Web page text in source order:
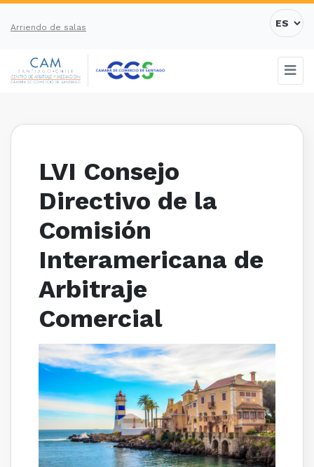
Arriendo de salas
LVI Consejo
Directivo de la
Comisión
Interamericana de
Arbitraje
Comercial